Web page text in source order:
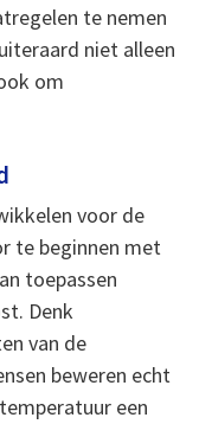
te nemen
niet alleen
om
voor de
te beginnen met
toepassen
Denk
van de
beweren echt
een